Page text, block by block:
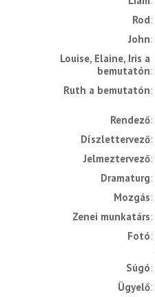
Rod
John
Louise, Elaine, Iris a
bemutatón
Ruth a bemutatón
rendező
díszlettervező
jelmeztervező
dramaturg
mozgás
zenei munkatárs
fotó
súgó
ügyelő